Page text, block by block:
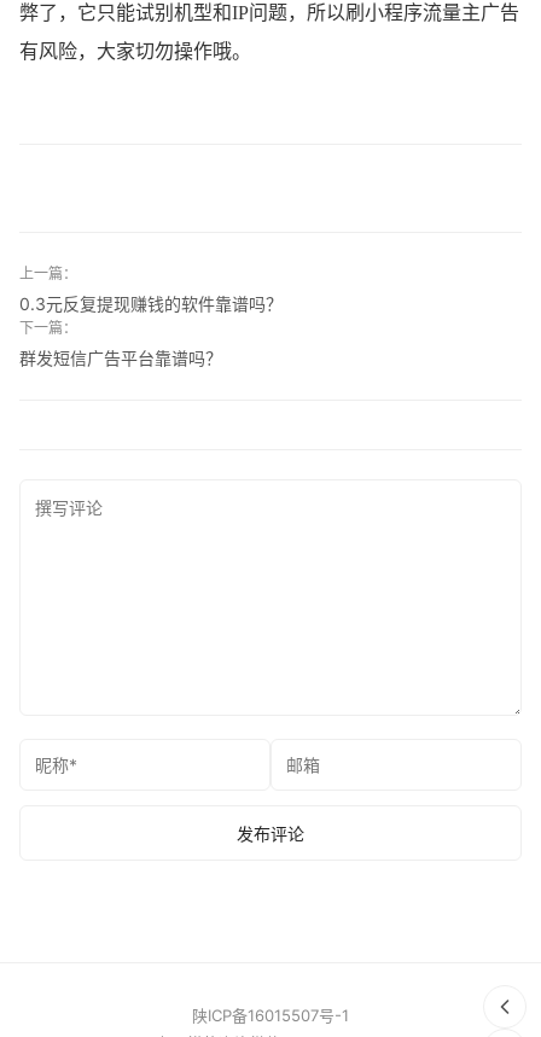
弊了，它只能试别机型和IP问题，所以刷小程序流量主广告
有风险，大家切勿操作哦。
上一篇：
0.3元反复提现赚钱的软件靠谱吗？
下一篇：
群发短信广告平台靠谱吗？
陕ICP备16015507号-1